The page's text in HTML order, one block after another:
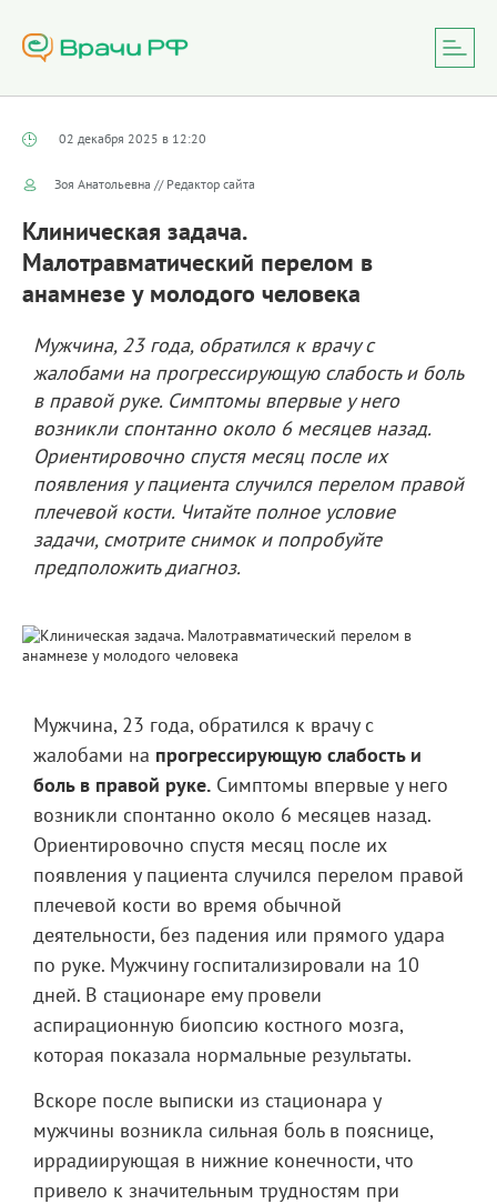
02 декабря 2025 в 12:20
Зоя Анатольевна // Редактор сайта
Клиническая задача.
Малотравматический перелом в
анамнезе у молодого человека
Мужчина, 23 года, обратился к врачу с
жалобами на прогрессирующую слабость и боль
в правой руке. Симптомы впервые у него
возникли спонтанно около 6 месяцев назад.
Ориентировочно спустя месяц после их
появления у пациента случился перелом правой
плечевой кости. Читайте полное условие
задачи, смотрите снимок и попробуйте
предположить диагноз.
Мужчина, 23 года, обратился к врачу с
жалобами на прогрессирующую слабость и
боль в правой руке. Симптомы впервые у него
возникли спонтанно около 6 месяцев назад.
Ориентировочно спустя месяц после их
появления у пациента случился перелом правой
плечевой кости во время обычной
деятельности, без падения или прямого удара
по руке. Мужчину госпитализировали на 10
дней. В стационаре ему провели
аспирационную биопсию костного мозга,
которая показала нормальные результаты.
Вскоре после выписки из стационара у
мужчины возникла сильная боль в пояснице,
иррадиирующая в нижние конечности, что
привело к значительным трудностям при